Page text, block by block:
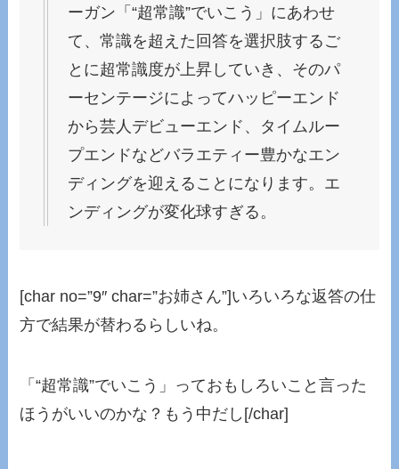
ーガン「“超常識”でいこう」にあわせ
て、常識を超えた回答を選択肢するご
とに超常識度が上昇していき、そのパ
ーセンテージによってハッピーエンド
から芸人デビューエンド、タイムルー
プエンドなどバラエティー豊かなエン
ディングを迎えることになります。エ
ンディングが変化球すぎる。
[char no=”9″ char=”お姉さん”]いろいろな返答の仕
方で結果が替わるらしいね。
「“超常識”でいこう」っておもしろいこと言った
ほうがいいのかな？もう中だし [/char]